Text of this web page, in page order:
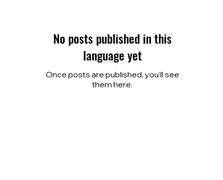
No posts published in this
language yet
Once posts are published, you’ll see
them here.